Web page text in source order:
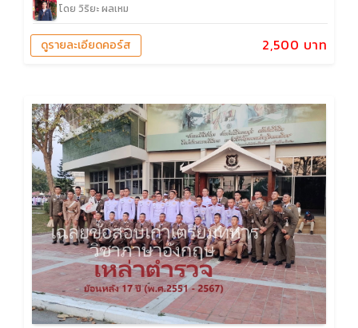
โดย วิริยะ ผลเหม
2,500 บาท
ดูรายละเอียดคอร์ส